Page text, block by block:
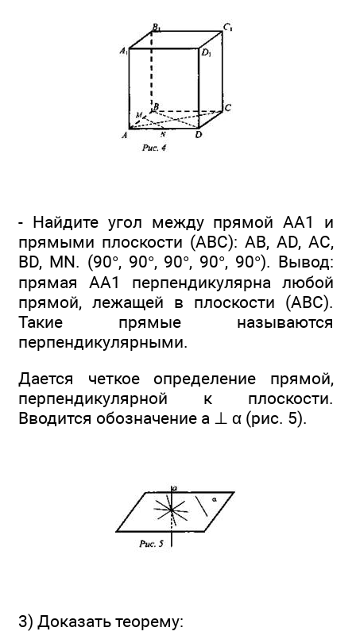
- Найдите угол между прямой АА1 и
прямыми плоскости (ABC): АВ, AD, AC,
BD, MN. (90°, 90°, 90°, 90°, 90°). Вывод:
прямая АА1 перпендикулярна любой
прямой, лежащей в плоскости (ABC).
Такие прямые называются
перпендикулярными.
Дается четкое определение прямой,
перпендикулярной к плоскости.
Вводится обозначение а ⊥ α (рис. 5).
3) Доказать теорему: